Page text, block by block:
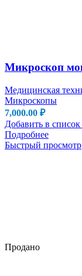
Продано
Микроскоп
Медицинская
Микроскопы
7,000.00 ₽
Добавить в
Подробнее
Быстрый просмотр